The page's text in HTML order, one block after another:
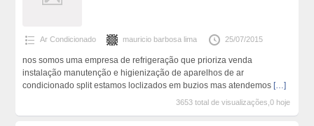
Ar Condicionado mauricio barbosa lima 25/07/2015
nos somos uma empresa de refrigeração que prioriza venda
instalação manutenção e higienização de aparelhos de ar
condicionado split estamos loclizados em buzios mas atendemos […]
3653 total de visualizações,0 hoje